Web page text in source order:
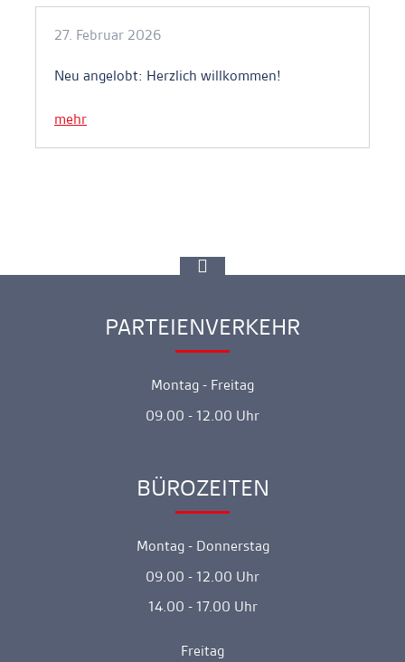
27. Februar 2026
Neu angelobt: Herzlich willkommen!
mehr
Ankerlink
PARTEIENVERKEHR
Montag - Freitag
09.00 - 12.00 Uhr
Ankerlink
BÜROZEITEN
Montag - Donnerstag
09.00 - 12.00 Uhr
14.00 - 17.00 Uhr
Freitag
zur